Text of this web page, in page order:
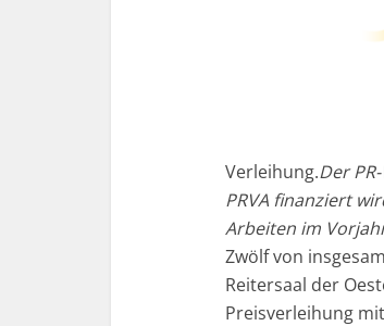
Verleihung.Der
PRVA finanziert
Arbeiten im
Zwölf von
Reitersaal der
Preisverleihung